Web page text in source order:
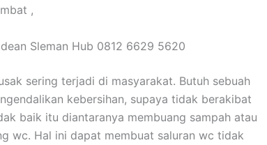
,
Sleman Hub 0812 6629 5620
sering terjadi di masyarakat. Butuh sebuah
kebersihan, supaya tidak berakibat
baik itu diantaranya membuang sampah atau
wc. Hal ini dapat membuat saluran wc tidak